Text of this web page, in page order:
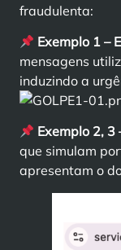
fraudulenta:
Exemplo 1 –
mensagens
induzindo a
Exemplo 2, 3
que simulam
apresentam o